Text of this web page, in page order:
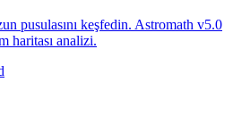
pusulasını keşfedin. Astromath v5.0
haritası analizi.